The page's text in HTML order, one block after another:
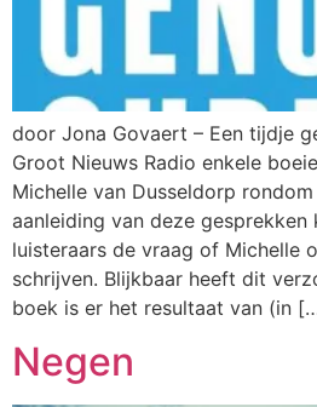
door Jona Govaert – Een tijdje
Groot Nieuws Radio enkele
Michelle van Dusseldorp
aanleiding van deze gesprekken
luisteraars de vraag of Michelle
schrijven. Blijkbaar heeft dit
boek is er het resultaat van (in
Negen